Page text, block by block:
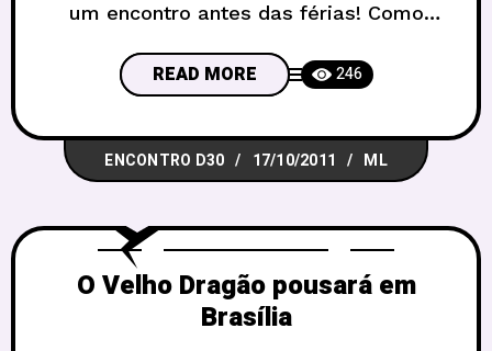
um encontro antes das férias! Como
dia 05 de novembro, e vamos organizar
várias mesas do Velho Dragão para
quem quiser conhecer esse RPG simples
e muito divertido. O encontro dessa vez
READ MORE 246
ENCONTRO D30 17/10/2011 ML
O Velho Dragão pousará em
Brasília